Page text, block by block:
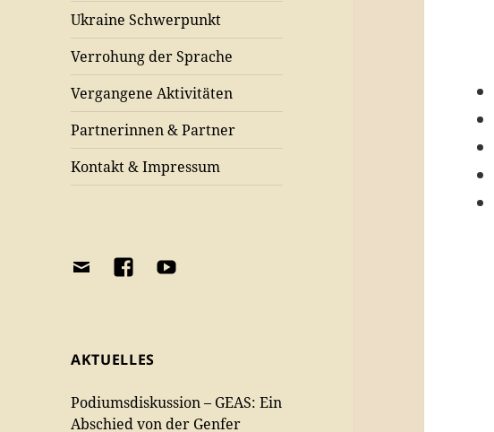
Ukraine Schwerpunkt
Verrohung der Sprache
Vergangene Aktivitäten
Partnerinnen & Partner
Kontakt & Impressum
E-
Asyl
FacebookYouTube-
AKTUELLES
Podiumsdiskussion – GEAS: Ein
Abschied von der Genfer